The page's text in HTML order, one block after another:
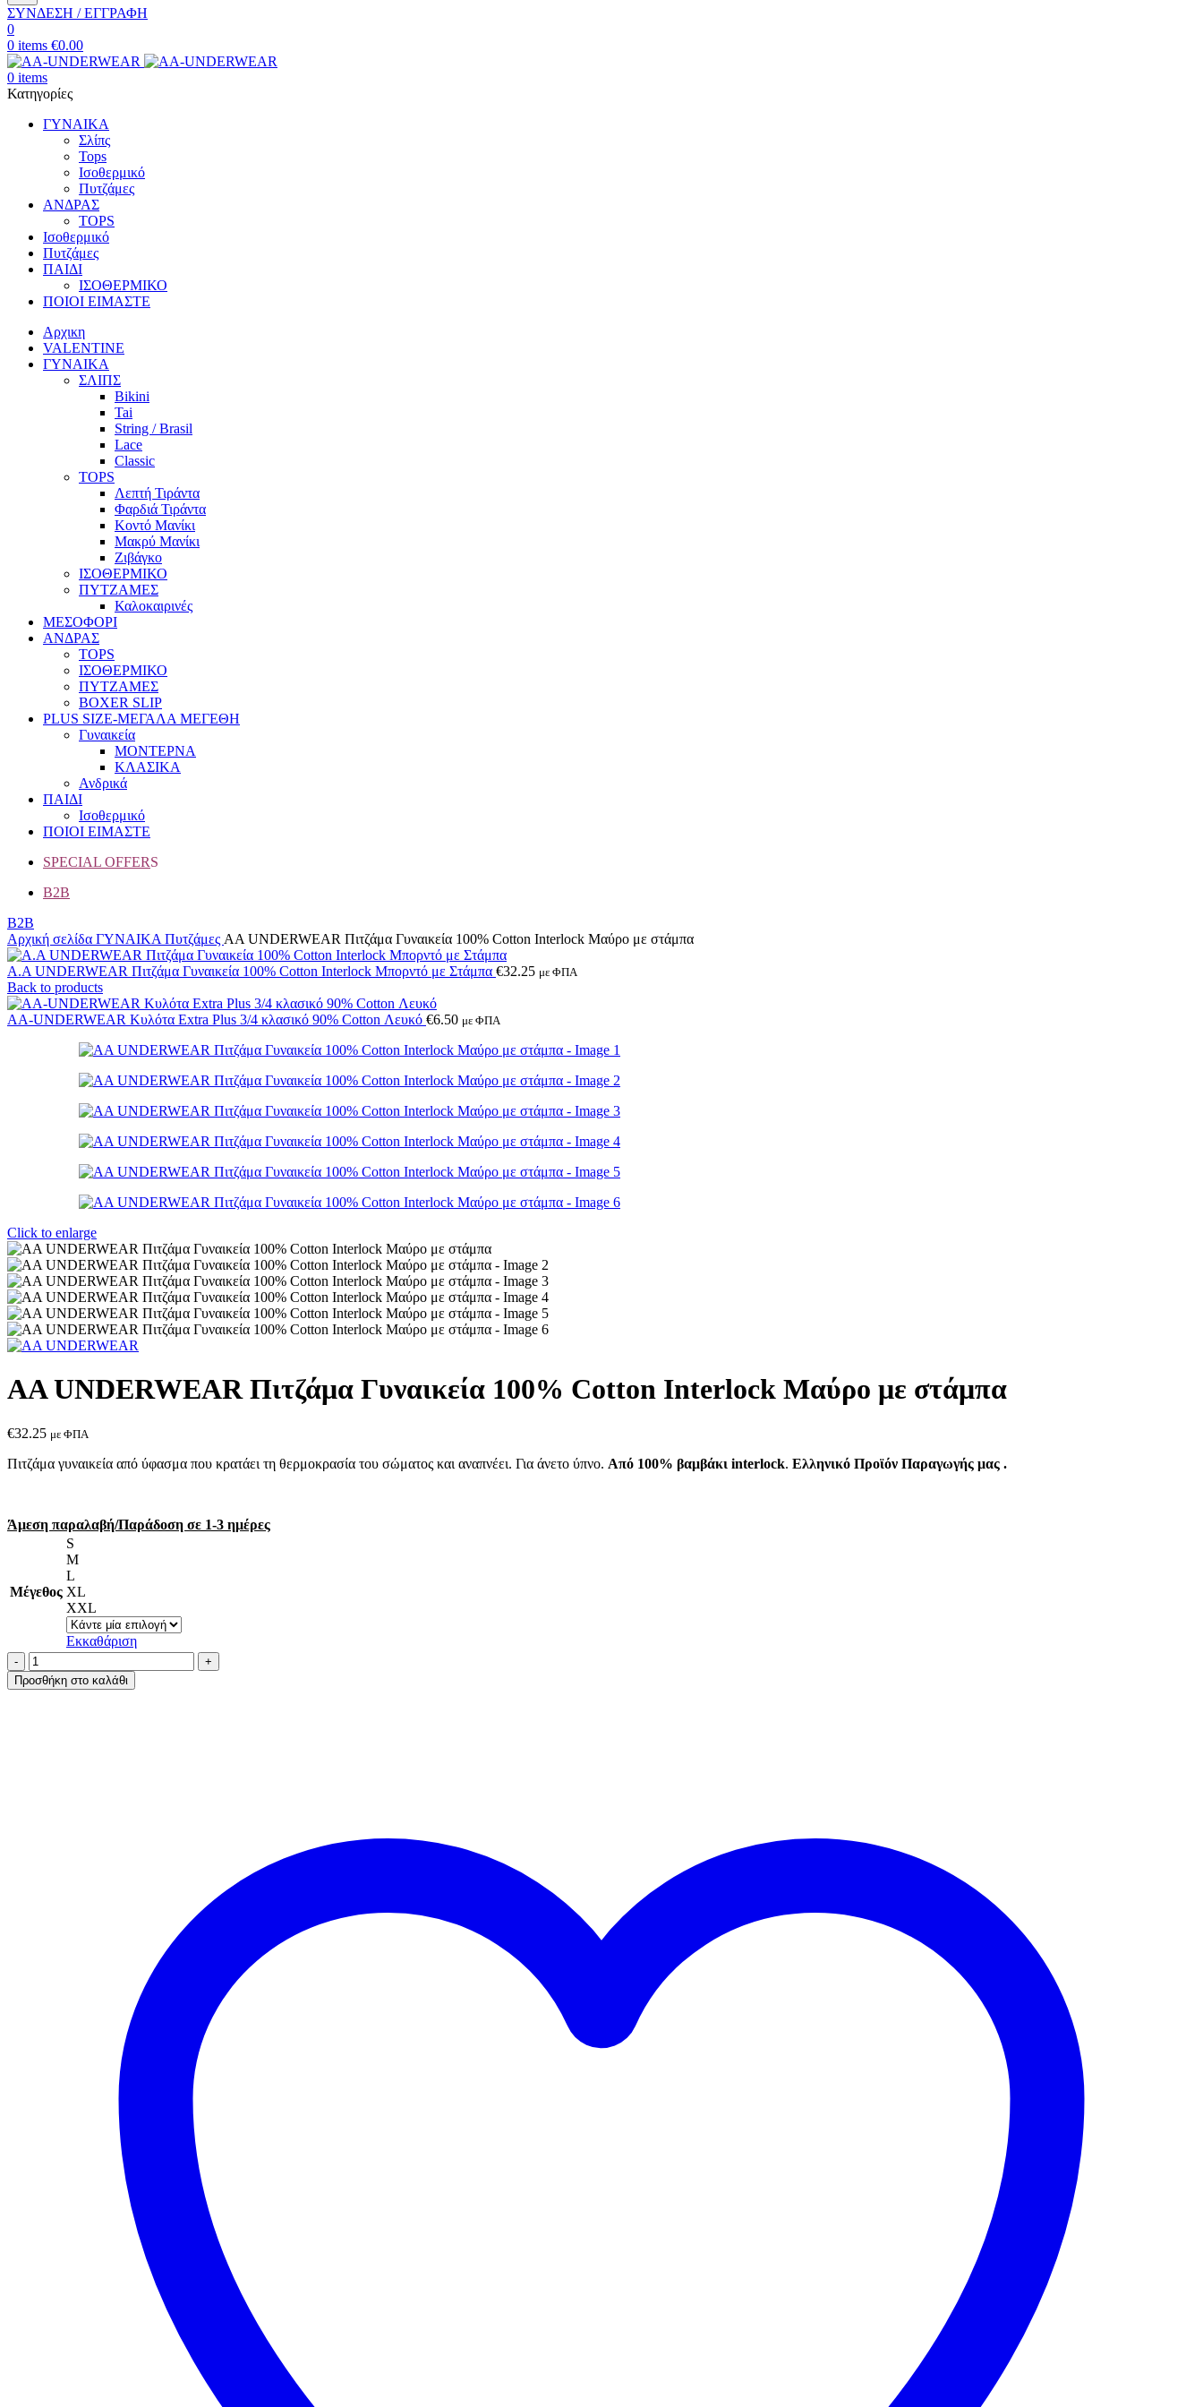
ΣΥΝΔΕΣΗ / ΕΓΓΡΑΦΗ
0
0 items €0.00
0 items
Κατηγορίες
ΓΥΝΑΙΚΑ
Σλίπς
Tops
Ισοθερμικό
Πυτζάμες
ΑΝΔΡΑΣ
TOPS
Ισοθερμικό
Πυτζάμες
ΠΑΙΔΙ
ΙΣΟΘΕΡΜΙΚΟ
ΠΟΙΟΙ ΕΙΜΑΣΤΕ
Αρχικη
VALENTINE
ΓΥΝΑΙΚΑ
ΣΛΙΠΣ
Bikini
Tai
String / Brasil
Lace
Classic
TOPS
Λεπτή Τιράντα
Φαρδιά Τιράντα
Κοντό Μανίκι
Μακρύ Μανίκι
Ζιβάγκο
ΙΣΟΘΕΡΜΙΚΟ
ΠΥΤΖΑΜΕΣ
Καλοκαιρινές
ΜΕΣΟΦΟΡΙ
ΑΝΔΡΑΣ
TOPS
ΙΣΟΘΕΡΜΙΚΟ
ΠΥΤΖΑΜΕΣ
BOXER SLIP
PLUS SIZE-ΜΕΓΑΛΑ ΜΕΓΕΘΗ
Γυναικεία
ΜΟΝΤΕΡΝΑ
ΚΛΑΣΙΚΑ
Ανδρικά
ΠΑΙΔΙ
Ισοθερμικό
ΠΟΙΟΙ ΕΙΜΑΣΤΕ
SPECIAL OFFERS
B2B
B2B
Αρχική σελίδα ΓΥΝΑΙΚΑ Πυτζάμες AA UNDERWEAR Πιτζάμα Γυναικεία 100% Cotton Ιnterlock Μαύρο με στάμπα
A.A UNDERWEAR Πιτζάμα Γυναικεία 100% Cotton Ιnterlock Μπορντό με Στάμπα €32.25 με ΦΠΑ
Back to products
AA-UNDERWEAR Κυλότα Extra Plus 3/4 κλασικό 90% Cotton Λευκό €6.50 με ΦΠΑ
Click to enlarge
AA UNDERWEAR Πιτζάμα Γυναικεία 100% Cotton Ιnterlock Μαύρο με στάμπα
€32.25 με ΦΠΑ
Πιτζάμα γυναικεία από ύφασμα που κρατάει τη θερμοκρασία του σώματος και αναπνέει. Για άνετο ύπνο. Από 100% βαμβάκι interlock. Ελληνικό Προϊόν Παραγωγής μας .
Άμεση παραλαβή/Παράδοση σε 1-3 ημέρες
Μέγεθος
S
M
L
XL
XXL
Εκκαθάριση
AA
UNDERWEAR
Πιτζάμα
Προσθήκη στο καλάθι